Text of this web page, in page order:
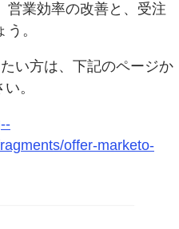
営業効率の改善と、受注
。
い方は、下記のページか
。
offer-marketo-